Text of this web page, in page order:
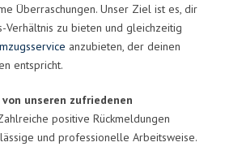
Überraschungen. Unser Ziel ist es, dir
Verhältnis zu bieten und gleichzeitig
anzubieten, der deinen
entspricht.
unseren zufriedenen
positive Rückmeldungen
und professionelle Arbeitsweise.